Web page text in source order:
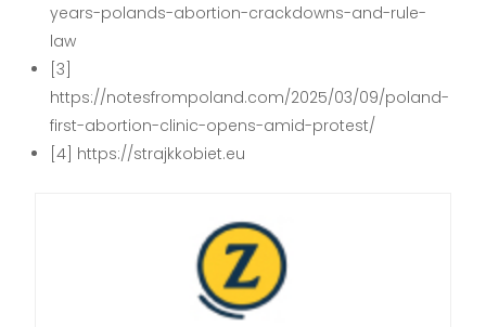
years-polands-abortion-crackdowns-and-rule-
law
[3]
https://notesfrompoland.com/2025/03/09/poland-
first-abortion-clinic-opens-amid-protest/
[4] https://strajkkobiet.eu